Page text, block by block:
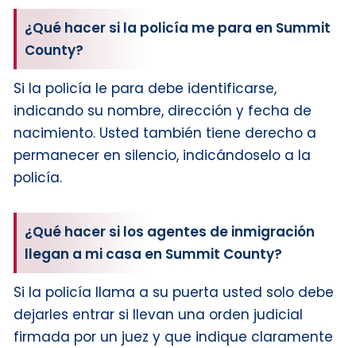
¿Qué hacer si la policía me para en Summit
County?
Si la policía le para debe identificarse,
indicando su nombre, dirección y fecha de
nacimiento. Usted también tiene derecho a
permanecer en silencio, indicándoselo a la
policía.
¿Qué hacer si los agentes de inmigración
llegan a mi casa en Summit County?
Si la policía llama a su puerta usted solo debe
dejarles entrar si llevan una orden judicial
firmada por un juez y que indique claramente